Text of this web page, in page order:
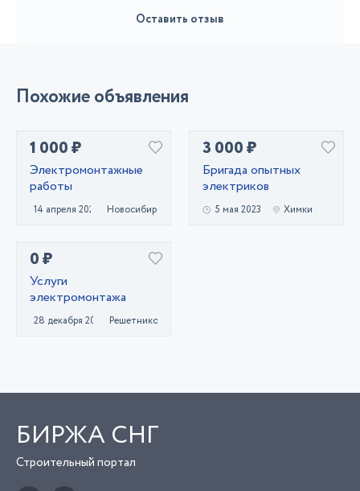
Оставить отзыв
Похожие объявления
1 000 ₽
Электромонтажные
работы
14 апреля 2022 Новосибирск
3 000 ₽
Бригада опытных
электриков
5 мая 2023 Химки
0 ₽
Услуги
электромонтажа
28 декабря 2020 Решетниково
БИРЖА СНГ
Строительный портал